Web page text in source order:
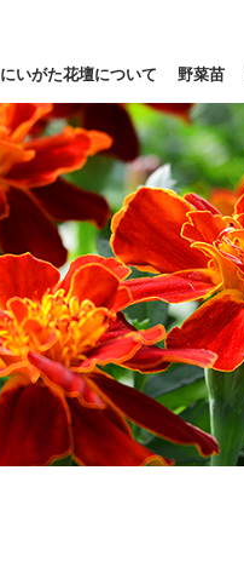
にいがた花壇について 野菜苗